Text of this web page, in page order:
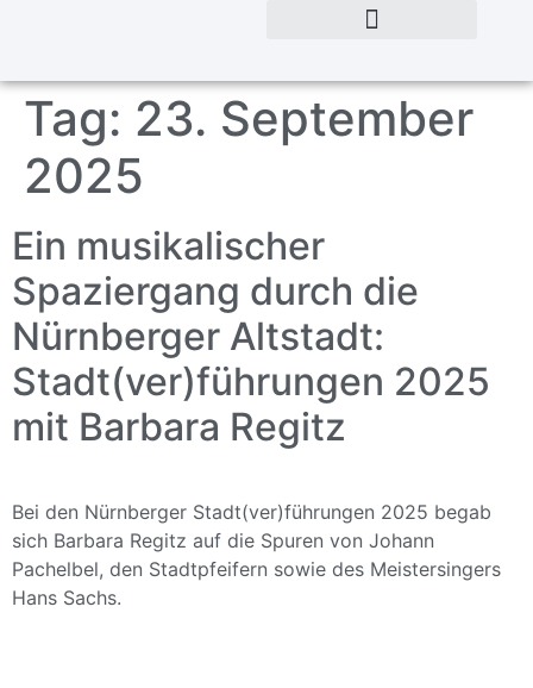
Tag: 23. September
2025
Ein musikalischer
Spaziergang durch die
Nürnberger Altstadt:
Stadt(ver)führungen 2025
mit Barbara Regitz
Bei den Nürnberger Stadt(ver)führungen 2025 begab
sich Barbara Regitz auf die Spuren von Johann
Pachelbel, den Stadtpfeifern sowie des Meistersingers
Hans Sachs.